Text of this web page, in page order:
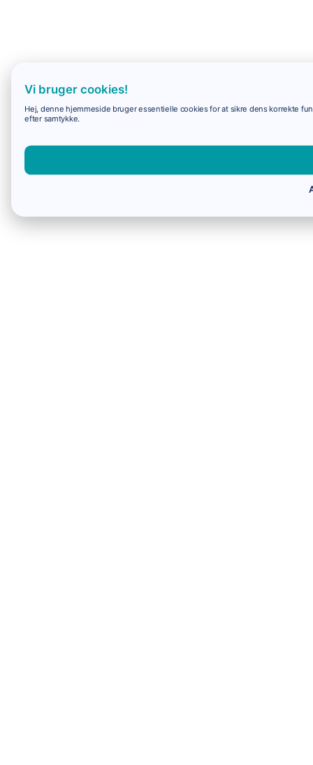
Vi bruger cookies!
Hej, denne hjemmeside bruger essentielle cookies for at sikre dens korrekte
efter samtykke.